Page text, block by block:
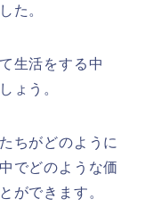
た。
生活をする中
ょう。
ちがどのように
でどのような価
ができます。